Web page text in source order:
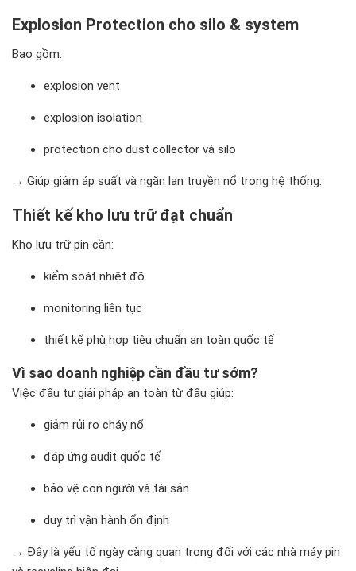
Explosion Protection cho silo & system
Bao gồm:
explosion vent
explosion isolation
protection cho dust collector và silo
→ Giúp giảm áp suất và ngăn lan truyền nổ trong hệ thống.
Thiết kế kho lưu trữ đạt chuẩn
Kho lưu trữ pin cần:
kiểm soát nhiệt độ
monitoring liên tục
thiết kế phù hợp tiêu chuẩn an toàn quốc tế
Vì sao doanh nghiệp cần đầu tư sớm?
Việc đầu tư giải pháp an toàn từ đầu giúp:
giảm rủi ro cháy nổ
đáp ứng audit quốc tế
bảo vệ con người và tài sản
duy trì vận hành ổn định
→ Đây là yếu tố ngày càng quan trọng đối với các nhà máy pin